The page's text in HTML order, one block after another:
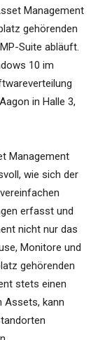
Management
gehörenden
Suite abläuft.
10 im
in Halle 3,
Management
wie sich der
erfasst und
nicht nur das
Monitore und
gehörenden
stets einen
Assets, kann